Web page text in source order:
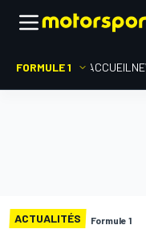
FORMULE 1 ACCUEIL
ACTUALITÉS Formule 1